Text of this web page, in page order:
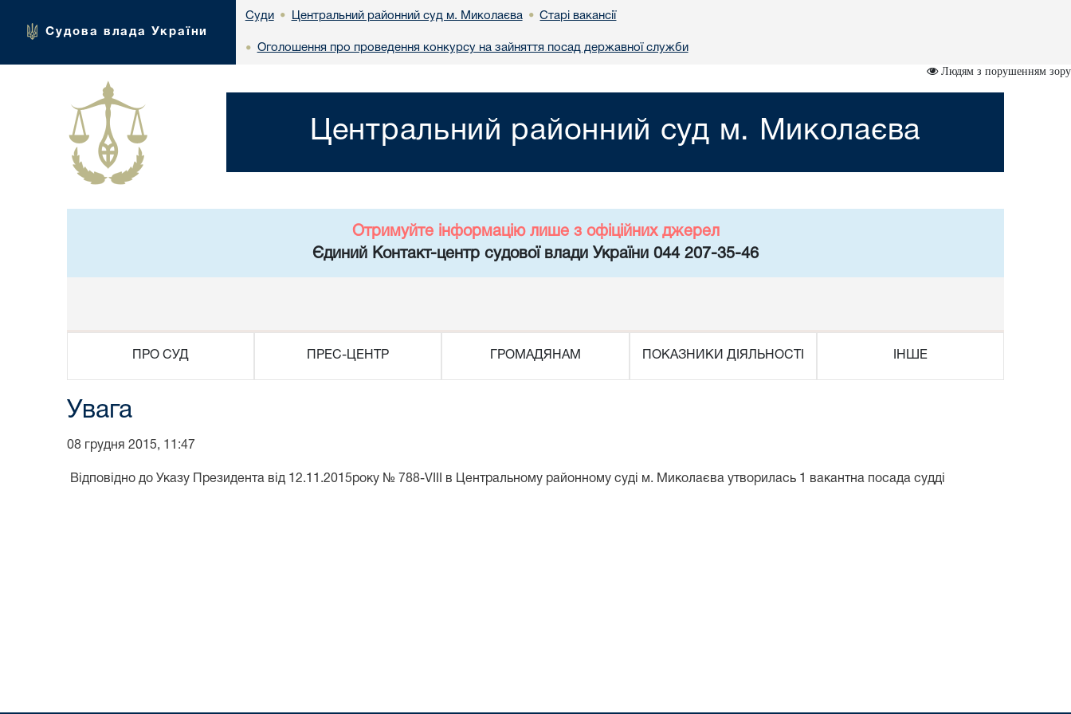
Судова влада України
Суди • Центральний районний суд м. Миколаєва • Старі вакансії
• Оголошення про проведення конкурсу на зайняття посад державної служби
Людям з порушенням зору
Центральний районний суд м. Миколаєва
Отримуйте інформацію лише з офіційних джерел
Єдиний Контакт-центр судової влади України 044 207-35-46
ПРО СУД ПРЕС-ЦЕНТР ГРОМАДЯНАМ ПОКАЗНИКИ ДІЯЛЬНОСТІ ІНШЕ
Увага
08 грудня 2015, 11:47
Відповідно до Указу Президента від 12.11.2015року № 788-VIII в Центральному районному суді м. Миколаєва утворилась 1 вакантна посада судді